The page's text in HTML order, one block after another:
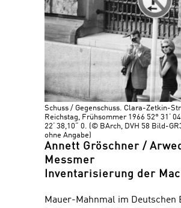
Schuss / Gegenschuss. Clara-Zetkin-
Reichstag, Frühsommer 1966 52° 31‘
22‘ 38,10“ 0. (© BArch, DVH 58 Bild-
ohne Angabe)
Annett Gröschner / Arwed
Messmer
Inventarisierung der
Mauer-Mahnmal im Deutschen